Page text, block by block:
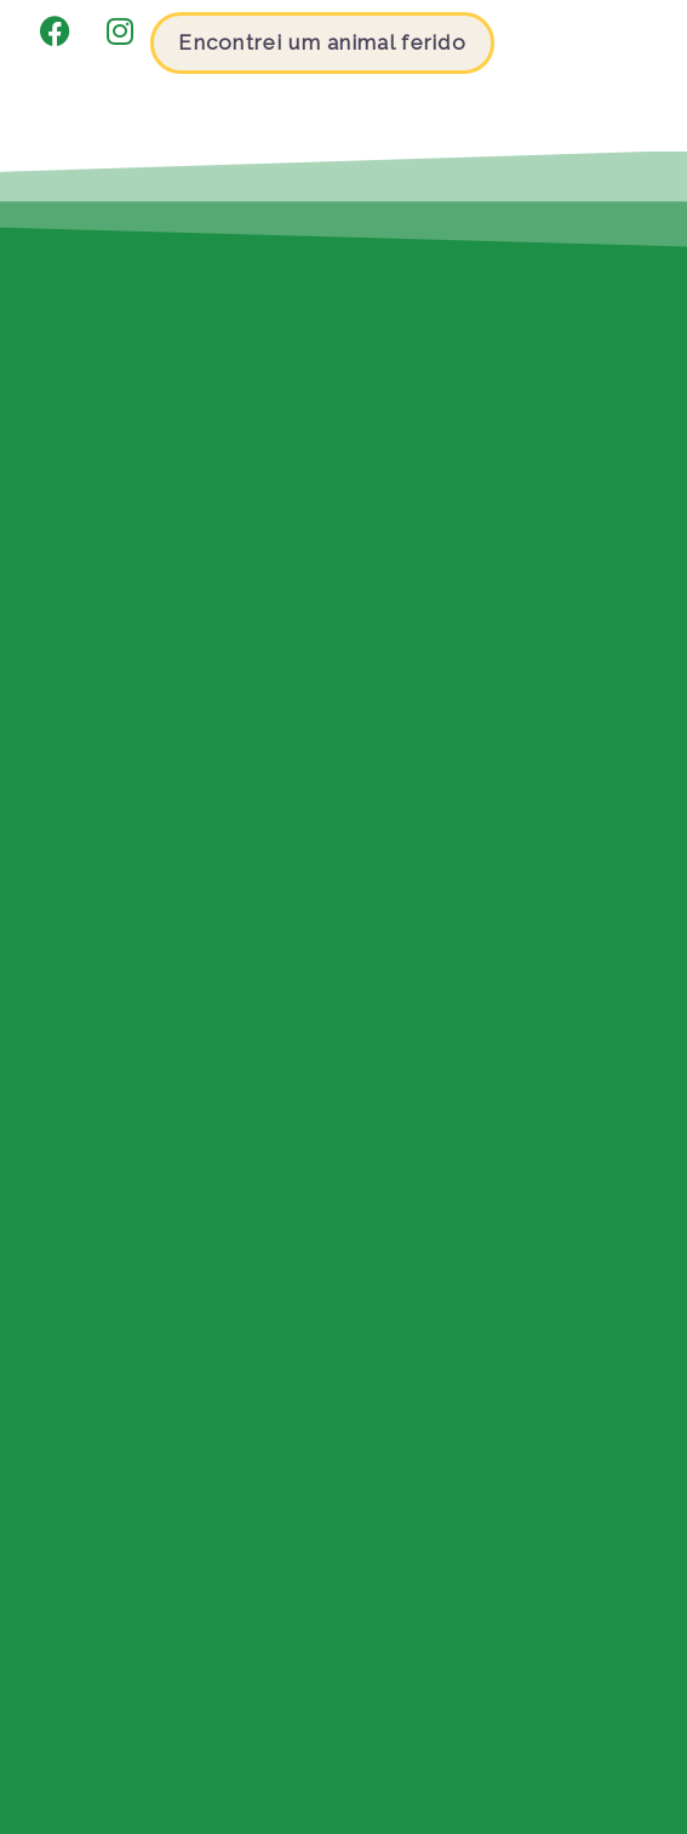
Encontrei um animal ferido